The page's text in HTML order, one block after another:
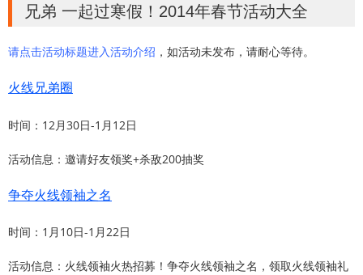
兄弟 一起过寒假！2014年春节活动大全
请点击活动标题进入活动介绍 ，如活动未发布，请耐心等待。
火线兄弟圈
时间：12月30日-1月12日
活动信息：邀请好友领奖+杀敌200抽奖
争夺火线领袖之名
时间：1月10日-1月22日
活动信息：火线领袖火热招募！争夺火线领袖之名，领取火线领袖礼